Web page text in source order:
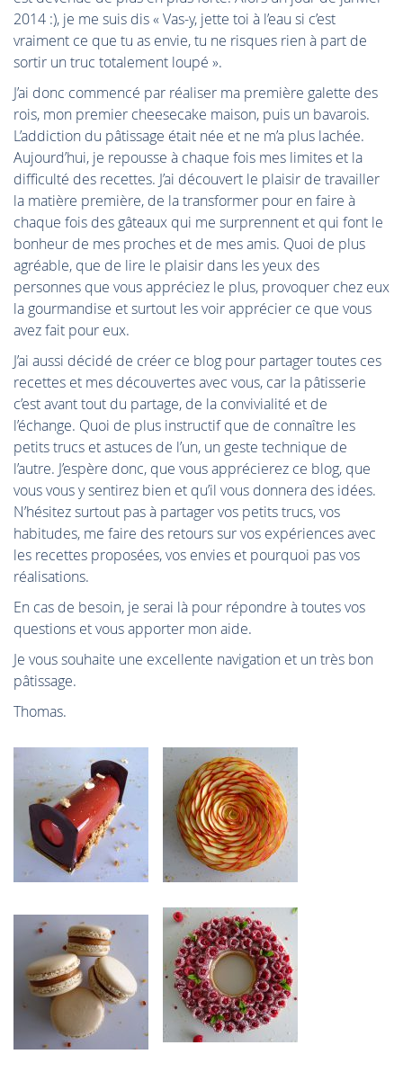
2014 :), je me suis dis « Vas-y, jette toi à l’eau si c’est
vraiment ce que tu as envie, tu ne risques rien à part de
sortir un truc totalement loupé ».
J’ai donc commencé par réaliser ma première galette des
rois, mon premier cheesecake maison, puis un bavarois.
L’addiction du pâtissage était née et ne m’a plus lachée.
Aujourd’hui, je repousse à chaque fois mes limites et la
difficulté des recettes. J’ai découvert le plaisir de travailler
la matière première, de la transformer pour en faire à
chaque fois des gâteaux qui me surprennent et qui font le
bonheur de mes proches et de mes amis. Quoi de plus
agréable, que de lire le plaisir dans les yeux des
personnes que vous appréciez le plus, provoquer chez eux
la gourmandise et surtout les voir apprécier ce que vous
avez fait pour eux.
J’ai aussi décidé de créer ce blog pour partager toutes ces
recettes et mes découvertes avec vous, car la pâtisserie
c’est avant tout du partage, de la convivialité et de
l’échange. Quoi de plus instructif que de connaître les
petits trucs et astuces de l’un, un geste technique de
l’autre. J’espère donc, que vous apprécierez ce blog, que
vous vous y sentirez bien et qu’il vous donnera des idées.
N’hésitez surtout pas à partager vos petits trucs, vos
habitudes, me faire des retours sur vos expériences avec
les recettes proposées, vos envies et pourquoi pas vos
réalisations.
En cas de besoin, je serai là pour répondre à toutes vos
questions et vous apporter mon aide.
Je vous souhaite une excellente navigation et un très bon
pâtissage.
Thomas.